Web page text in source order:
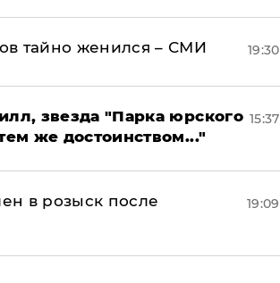
тайно женился – СМИ 19:30
звезда "Парка юрского
же достоинством..."
15:37
в розыск после
19:09